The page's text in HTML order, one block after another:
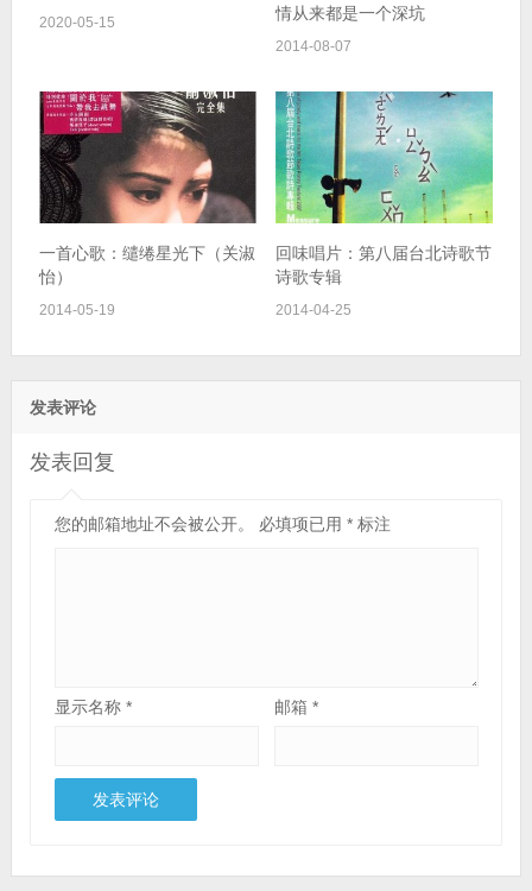
2020-05-15
情从来都是一个深坑
2014-08-07
一首心歌：缱绻星光下（关淑
怡）
2014-05-19
回味唱片：第八届台北诗歌节
诗歌专辑
2014-04-25
发表评论
发表回复
您的邮箱地址不会被公开。 必填项已用 *标注
显示名称 * 邮箱*